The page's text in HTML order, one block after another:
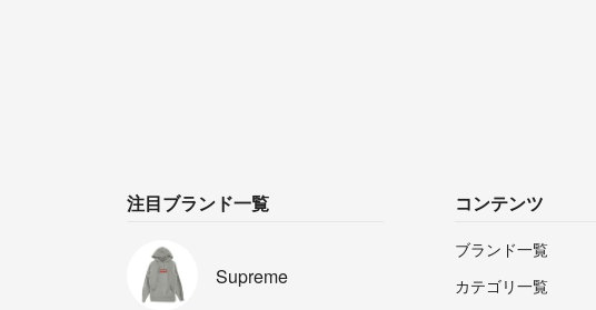
注目ブランド一覧
Supreme
コンテンツ
ブランド一覧
カテゴリ一覧